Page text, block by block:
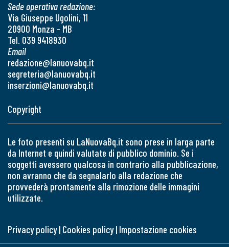
Sede operativa redazione:
Via Giuseppe Ugolini, 11
20900 Monza - MB
Tel. 039 9418930
Email
redazione@lanuovabq.it
segreteria@lanuovabq.it
inserzioni@lanuovabq.it
Copyright
Le foto presenti su LaNuovaBq.it sono prese in larga parte
da Internet e quindi valutate di pubblico dominio. Se i
soggetti avessero qualcosa in contrario alla pubblicazione,
non avranno che da segnalarlo alla redazione che
provvederà prontamente alla rimozione delle immagini
utilizzate.
Privacy policy| Cookies policy| Impostazione cookies